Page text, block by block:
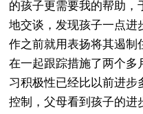
的孩子更需要我的帮助
地交谈，发现孩子一点进
作之前就用表扬将其遏制
在一起跟踪措施了两个多
习积极性已经比以前进
控制，父母看到孩子的进